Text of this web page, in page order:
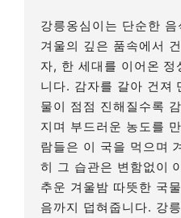
강릉옹심이는 단순한
겨울의 깊은 품속에서
자, 한 세대를 이어온 정
니다. 감자를 갈아 건져
물이 점점 진해질수록
지며 부드러운 농도를
람들은 이 국을 먹으며
히 그 습관은 변함없이
추운 겨울밤 따뜻한 국
음까지 덥혀줍니다. 강